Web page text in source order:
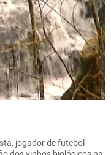
jogador de futebol